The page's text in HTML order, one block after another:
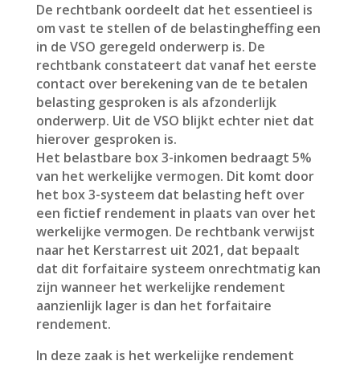
De rechtbank oordeelt dat het essentieel is
om vast te stellen of de belastingheffing een
in de VSO geregeld onderwerp is. De
rechtbank constateert dat vanaf het eerste
contact over berekening van de te betalen
belasting gesproken is als afzonderlijk
onderwerp. Uit de VSO blijkt echter niet dat
hierover gesproken is.
Het belastbare box 3-inkomen bedraagt 5%
van het werkelijke vermogen. Dit komt door
het box 3-systeem dat belasting heft over
een fictief rendement in plaats van over het
werkelijke vermogen. De rechtbank verwijst
naar het Kerstarrest uit 2021, dat bepaalt
dat dit forfaitaire systeem onrechtmatig kan
zijn wanneer het werkelijke rendement
aanzienlijk lager is dan het forfaitaire
rendement.
In deze zaak is het werkelijke rendement